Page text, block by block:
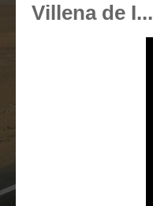
Villena de I...